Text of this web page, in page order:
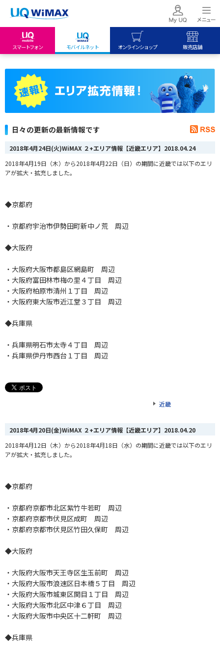
スマートフォン モバイルネット オンラインショップ 販売店舗
My UQ mobile
UQ mobile
UQ WiMAX
UQ WiMAX
日々の更新の最新情報です
2018年4月24日(火)WiMAX ２+エリア情報【近畿エリア】 2018.04.24
2018年4月19日（木）から2018年4月22日（日）の期間に近畿では以下のエリ
アが拡大・拡充しました。
◆京都府
・京都府宇治市伊勢田町新中ノ荒 周辺
◆大阪府
・大阪府大阪市都島区網島町 周辺
・大阪府富田林市梅の里４丁目 周辺
・大阪府柏原市清州１丁目 周辺
・大阪府東大阪市近江堂３丁目 周辺
◆兵庫県
・兵庫県明石市太寺４丁目 周辺
・兵庫県伊丹市西台１丁目 周辺
近畿
2018年4月20日(金)WiMAX ２+エリア情報【近畿エリア】 2018.04.20
2018年4月12日（木）から2018年4月18日（水）の期間に近畿では以下のエリ
アが拡大・拡充しました。
◆京都府
・京都府京都市北区紫竹牛若町 周辺
・京都府京都市伏見区成町 周辺
・京都府京都市伏見区竹田久保町 周辺
◆大阪府
・大阪府大阪市天王寺区生玉前町 周辺
・大阪府大阪市浪速区日本橋５丁目 周辺
・大阪府大阪市城東区関目１丁目 周辺
・大阪府大阪市北区中津６丁目 周辺
・大阪府大阪市中央区十二軒町 周辺
◆兵庫県